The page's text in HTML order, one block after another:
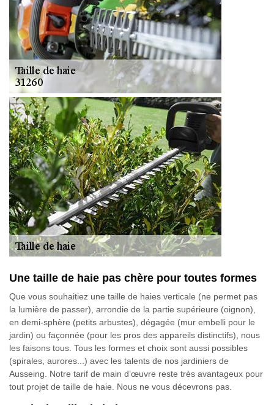
Une taille de haie pas chère pour toutes formes
Que vous souhaitiez une taille de haies verticale (ne permet pas
la lumière de passer), arrondie de la partie supérieure (oignon),
en demi-sphère (petits arbustes), dégagée (mur embelli pour le
jardin) ou façonnée (pour les pros des appareils distinctifs), nous
les faisons tous. Tous les formes et choix sont aussi possibles
(spirales, aurores...) avec les talents de nos jardiniers de
Ausseing. Notre tarif de main d’œuvre reste très avantageux pour
tout projet de taille de haie. Nous ne vous décevrons pas.